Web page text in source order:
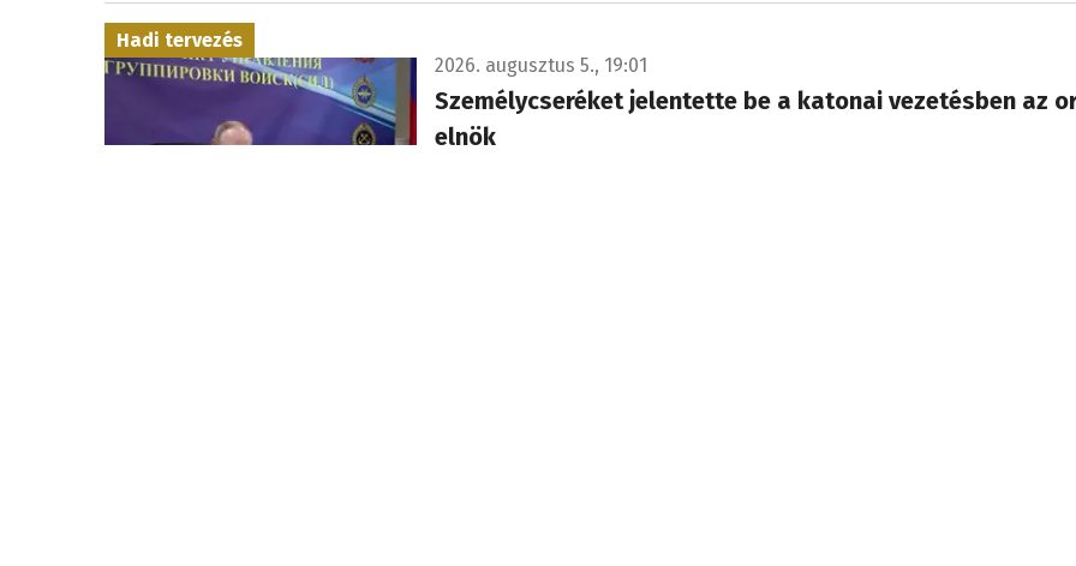
Hadi tervezés
2026. augusztus 5., 19:01
Személycseréket jelentette be a katonai vezetésben az
elnök